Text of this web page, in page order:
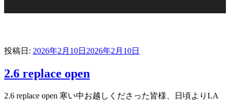
投稿日: 2026年2月10日 2026年2月10日
2.6 replace open
2.6 replace open 寒い中お越しくださった皆様、日頃よりLA